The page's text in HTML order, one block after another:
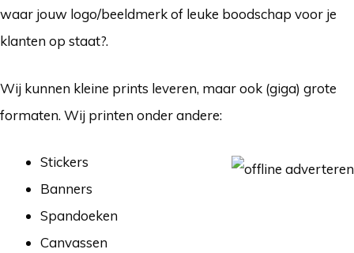
waar jouw logo/beeldmerk of leuke boodschap voor je
klanten op staat?.
Wij kunnen kleine prints leveren, maar ook (giga) grote
formaten. Wij printen onder andere:
Stickers
Banners
Spandoeken
Canvassen